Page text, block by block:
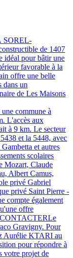
SOREL-
de 1407
idéal pour bâtir une
favorable à la
offre une belle
dans un
de Les Maisons
commune à
L'accès aux
à 9 km. Le secteur
et la 5448, avec
et autres
scolaires
Mozart, Claude
Albert Camus,
privé Gabriel
privé Saint Pierre -
compte également
offre
CONTACTERLe
Gravigny. Pour
Aurélie KTARI au
pour répondre à
votre projet de